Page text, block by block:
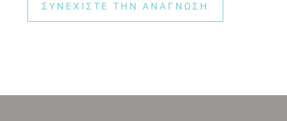
ΣΥΝΕΧΊΣΤΕ ΤΗΝ ΑΝΆΓΝΩΣΗ